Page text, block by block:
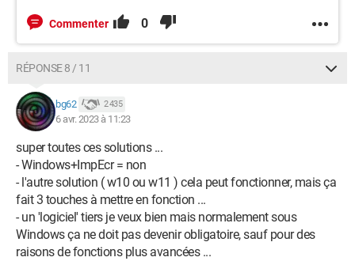
Commenter 0
RÉPONSE 8 / 11
bg62 2 435
6 avr. 2023 à 11:23
super toutes ces solutions ...
- Windows+ImpEcr = non
- l'autre solution ( w10 ou w11 ) cela peut fonctionner, mais ça
fait 3 touches à mettre en fonction ...
- un 'logiciel' tiers je veux bien mais normalement sous
Windows ça ne doit pas devenir obligatoire, sauf pour des
raisons de fonctions plus avancées ...